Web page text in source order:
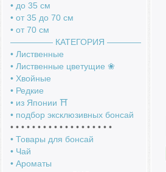
• до 35 см
• от 35 до 70 см
• от 70 см
――――― КАТЕГОРИЯ ――――
• Лиственные
• Лиственные цветущие ❀
• Хвойные
• Редкие
• из Японии ⛩️
• подбор эксклюзивных бонсай
• • • • • • • • • • • • • • • • • • •
• Товары для бонсай
• Чай
• Ароматы